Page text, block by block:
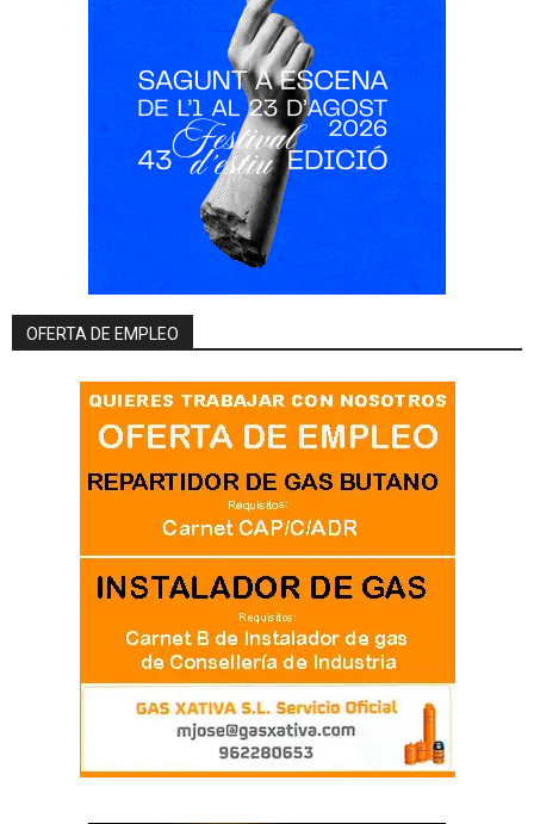
OFERTA DE EMPLEO